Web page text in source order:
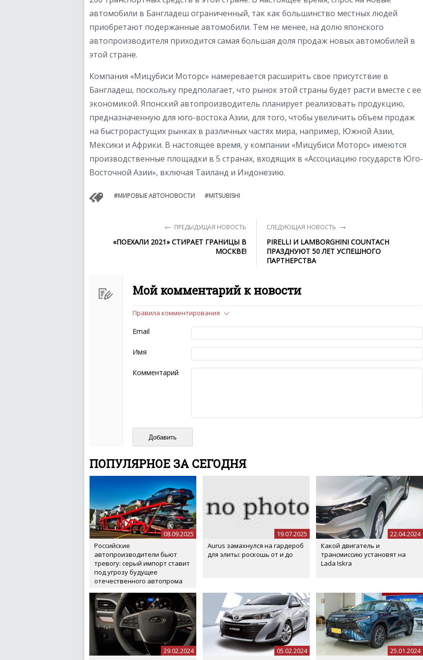
автомобили в Бангладеш ограниченный, так как большинство местных людей
приобретают подержанные автомобили. Тем не менее, на долю японского
автопроизводителя приходится самая большая доля продаж новых автомобилей в
этой стране.
Компания «Мицубиси Моторс» намеревается расширить свое присутствие в
Бангладеш, поскольку предполагает, что рынок этой страны будет расти вместе с ее
экономикой. Японский автопроизводитель планирует реализовать продукцию,
предназначенную для юго-востока Азии, для того, чтобы увеличить объем продаж
на быстрорастущих рынках в различных частях мира, например, Южной Азии,
Мексики и Африки. В настоящее время, у компании «Мицубиси Моторс» имеются
производственные площадки в 5 странах, входящих в «Ассоциацию государств Юго-
Восточной Азии», включая Таиланд и Индонезию.
МИРОВЫЕ АВТОНОВОСТИ MITSUBISHI
← ПРЕДЫДУЩАЯ НОВОСТЬ
«ПОЕХАЛИ 2021» СТИРАЕТ ГРАНИЦЫ В
МОСКВЕ!
СЛЕДУЮЩАЯ НОВОСТЬ →
PIRELLI И LAMBORGHINI COUNTACH
ПРАЗДНУЮТ 50 ЛЕТ УСПЕШНОГО
ПАРТНЕРСТВА
Мой комментарий к новости
Чтобы ваш комментарий был опубликован на сайте, вам нужно придерживаться
следующих правил:
Комментарий не может быть слишком короткой — избегайте односложных и чисто
эмоциональных высказываний.
Не стоит отклоняться от предмета обсуждения.
Пожалуйста, не используйте в комментарие оскорбления и нецензурную лексику, а
также призывы к насилию и высказывания, направленные на разжигание расовой,
Не размещайте рекламу!
И запаситесь терпением, все комментарии публикуются только после модерации, поэтому
ваш отзыв может появиться на сайте с некоторым опозданием.
Правила комментирования
Email
Имя
Комментарий
ПОПУЛЯРНОЕ ЗА СЕГОДНЯ
Российские
автопроизводители бьют
тревогу: серый импорт ставит
под угрозу будущее
отечественного автопрома
08.09.2025
Aurus замахнулся на гардероб
для элиты: роскошь от и до
19.07.2025
Какой двигатель и
трансмиссию установят на
Lada Iskra
22.04.2024
29.02.2024
05.02.2024
25.01.2024